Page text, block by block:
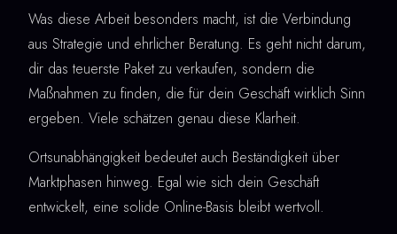
Was diese Arbeit besonders macht, ist die Verbindung
aus Strategie und ehrlicher Beratung. Es geht nicht darum,
dir das teuerste Paket zu verkaufen, sondern die
Maßnahmen zu finden, die für dein Geschäft wirklich Sinn
ergeben. Viele schätzen genau diese Klarheit.
Ortsunabhängigkeit bedeutet auch Beständigkeit über
Marktphasen hinweg. Egal wie sich dein Geschäft
entwickelt, eine solide Online-Basis bleibt wertvoll.